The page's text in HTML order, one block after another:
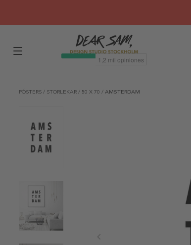
PÓSTERS / STORLEKAR / 50 X 70 / AMSTERDAM